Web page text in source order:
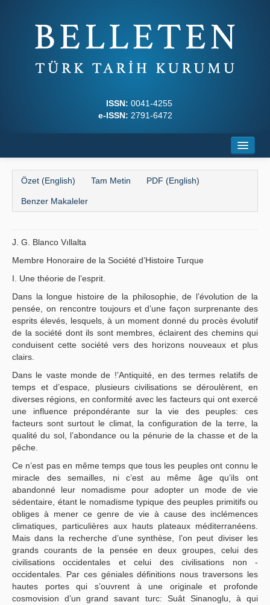
ISSN: 0041-4255
e-ISSN: 2791-6472
Dergi Kurulları
Yazım Kuralları
İlkeler
Kılavuzlar
İletişim
Özet (English) Tam Metin PDF (English)
Benzer Makaleler
J. G. Blanco Vıllalta
Membre Honoraire de la Société d’Histoire Turque
I. Une théorie de l’esprit.
Dans la longue histoire de la philosophie, de l’évolution de la
pensée, on rencontre toujours et d’une façon surprenante des
esprits élevés, lesquels, à un moment donné du procès évolutif
de la société dont ils sont membres, éclairent des chemins qui
conduisent cette société vers des horizons nouveaux et plus
clairs.
Dans le vaste monde de !’Antiquité, en des termes relatifs de
temps et d’espace, plusieurs civilisations se déroulèrent, en
diverses régions, en conformité avec les facteurs qui ont exercé
une influence prépondérante sur la vie des peuples: ces
facteurs sont surtout le climat, la configuration de la terre, la
qualité du sol, l’abondance ou la pénurie de la chasse et de la
pêche.
Ce n’est pas en même temps que tous les peuples ont connu le
miracle des semailles, ni c’est au même âge qu’ils ont
abandonné leur nomadisme pour adopter un mode de vie
sédentaire, étant le nomadisme typique des peuples primitifs ou
obliges à mener ce genre de vie à cause des inclémences
climatiques, particulières aux hauts plateaux méditerranéens.
Mais dans la recherche d’une synthèse, l’on peut diviser les
grands courants de la pensée en deux groupes, celui des
civilisations occidentales et celui des civilisations non -
occidentales. Par ces géniales définitions nous traversons les
hautes portes qui s’ouvrent à une originale et profonde
cosmovision d’un grand savant turc: Suât Sinanoglu, à qui